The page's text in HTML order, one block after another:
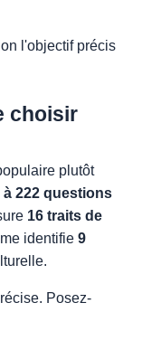
l'objectif précis
choisir
plutôt
à 222 questions
16 traits de
identifie 9
Posez-